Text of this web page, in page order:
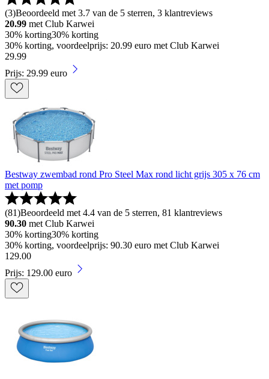
(3)Beoordeeld met 3.7 van de 5 sterren, 3 klantreviews
20.99 met Club Karwei
30% korting30% korting
30% korting, voordeelprijs: 20.99 euro met Club Karwei
29.99
Prijs: 29.99 euro
Bestway zwembad rond Pro Steel Max rond licht grijs 305 x 76 cm
met pomp
(81)Beoordeeld met 4.4 van de 5 sterren, 81 klantreviews
90.30 met Club Karwei
30% korting30% korting
30% korting, voordeelprijs: 90.30 euro met Club Karwei
129.00
Prijs: 129.00 euro